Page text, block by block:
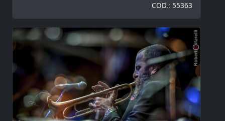
COD.: 55363